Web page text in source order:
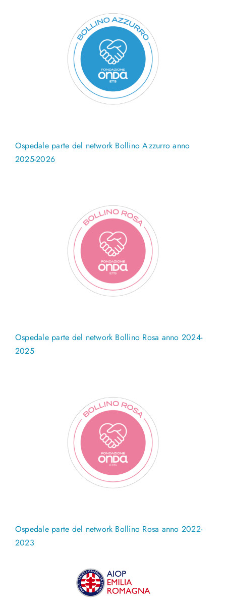
Ospedale parte del network Bollino Azzurro anno
2025-2026
Ospedale parte del network Bollino Rosa anno 2024-
2025
Ospedale parte del network Bollino Rosa anno 2022-
2023